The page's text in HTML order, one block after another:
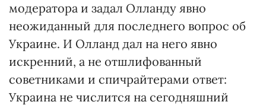
модератора и задал Олланду явно
неожиданный для последнего вопрос об
Украине. И Олланд дал на него явно
искренний, а не отшлифованный
советниками и спичрайтерами ответ:
Украина не числится на сегодняшний